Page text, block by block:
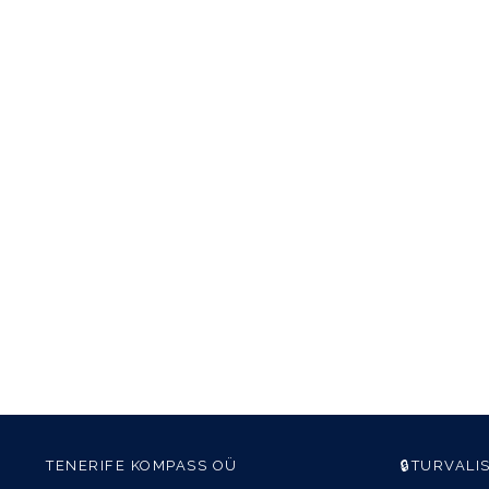
TENERIFE KOMPASS OÜ